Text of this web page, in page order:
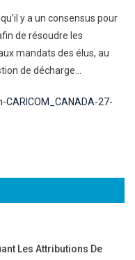
qu’il y a un consensus pour
de résoudre les
mandats des élus, au
de décharge…
27-
Les Attributions De